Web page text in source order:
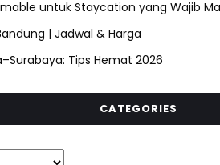
untuk Staycation yang Wajib
| Jadwal & Harga
Tips Hemat 2026
CATEGORIES